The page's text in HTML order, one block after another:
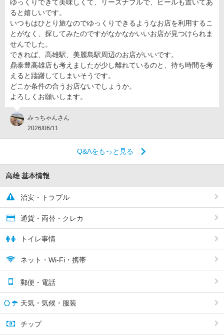
ゆっくりできて美味しくて、リーズナブルで、ビールも置いてあ
ると嬉しいです。
いつもはひとり旅なのでゆっくりできるようなお店を利用するこ
とがなく、探してみたのですがなかなかいいお店が見つけられま
せんでした。
できれば、高雄駅、美麗島駅周辺のお店がいいです。
鼎泰豊高雄店も考えましたが少し離れているのと、待ち時間を考
えると躊躇してしまいそうです。
どこか条件の合うお店ないでしょうか。
よろしくお願いします。
みっちゃんさん
2026/06/11
Q&Aをもっと見る
高雄 基本情報
治安・トラブル
通貨・両替・クレカ
トイレ事情
ネット・Wi-Fi・携帯
郵便・電話
天気・気候・服装
チップ